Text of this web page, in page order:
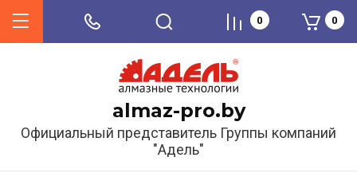
almaz-pro.by
Официальный представитель Группы компаний
"Адель"
0 0